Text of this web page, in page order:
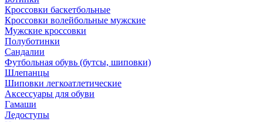
Кроссовки баскетбольные
Кроссовки волейбольные мужские
Мужские кроссовки
Полуботинки
Сандалии
Футбольная обувь (бутсы, шиповки)
Шлепанцы
Шиповки легкоатлетические
Аксессуары для обуви
Гамаши
Ледоступы